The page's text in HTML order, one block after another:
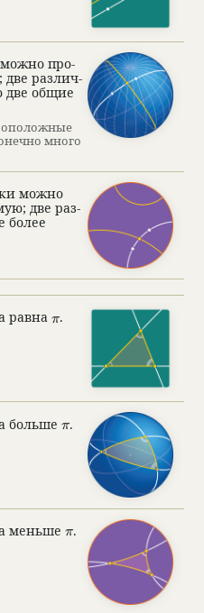
можно про­
две раз­лич­
общие
много
можно
две раз­
более
равна \pi
π.
больше \pi
π.
меньше \pi
π.